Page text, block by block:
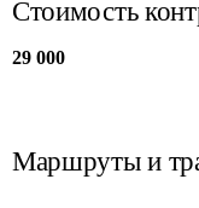
Стоимость
29 000
Маршруты и